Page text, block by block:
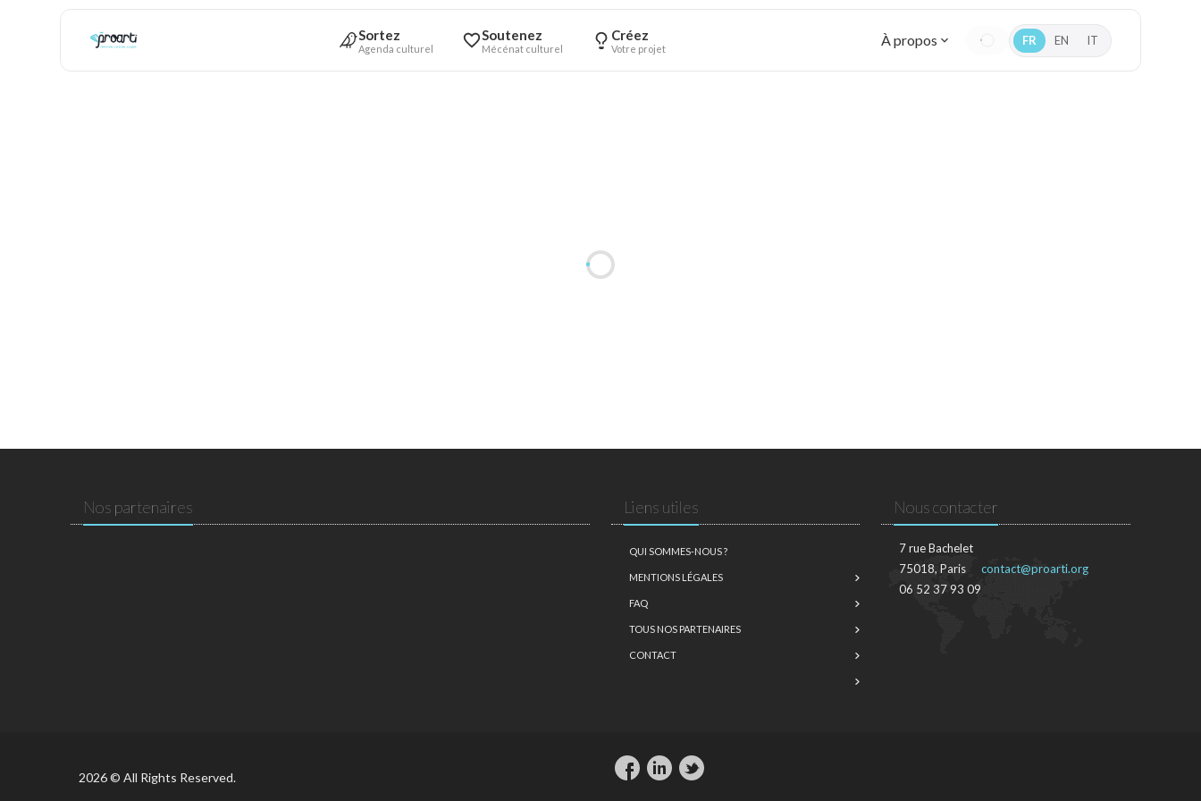
Sortez
Agenda culturel
Soutenez
Mécénat culturel
Créez
Votre projet À propos FR EN IT
Nos partenaires Liens utiles
QUI SOMMES-NOUS ?
MENTIONS LÉGALES
FAQ
TOUS NOS PARTENAIRES
CONTACT
Nous contacter
7 rue Bachelet
75018, Paris
06 52 37 93 09
contact@proarti.org
2026 © All Rights Reserved.